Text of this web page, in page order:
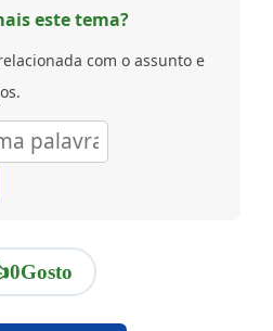
este tema?
com o assunto e
0Gosto